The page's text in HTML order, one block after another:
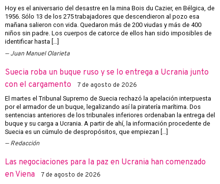
Hoy es el aniversario del desastre en la mina Bois du Cazier, en Bélgica, de
1956. Sólo 13 de los 275 trabajadores que descendieron al pozo esa
mañana salieron con vida. Quedaron más de 200 viudas y más de 400
niños sin padre. Los cuerpos de catorce de ellos han sido imposibles de
identificar hasta […]
Juan Manuel Olarieta
Suecia roba un buque ruso y se lo entrega a Ucrania junto
con el cargamento
7 de agosto de 2026
El martes el Tribunal Supremo de Suecia rechazó la apelación interpuesta
por el armador de un buque, legalizando así la piratería marítima. Dos
sentencias anteriores de los tribunales inferiores ordenaban la entrega del
buque y su carga a Ucrania. A partir de ahí, la información procedente de
Suecia es un cúmulo de despropósitos, que empiezan […]
Redacción
Las negociaciones para la paz en Ucrania han comenzado
en Viena
7 de agosto de 2026